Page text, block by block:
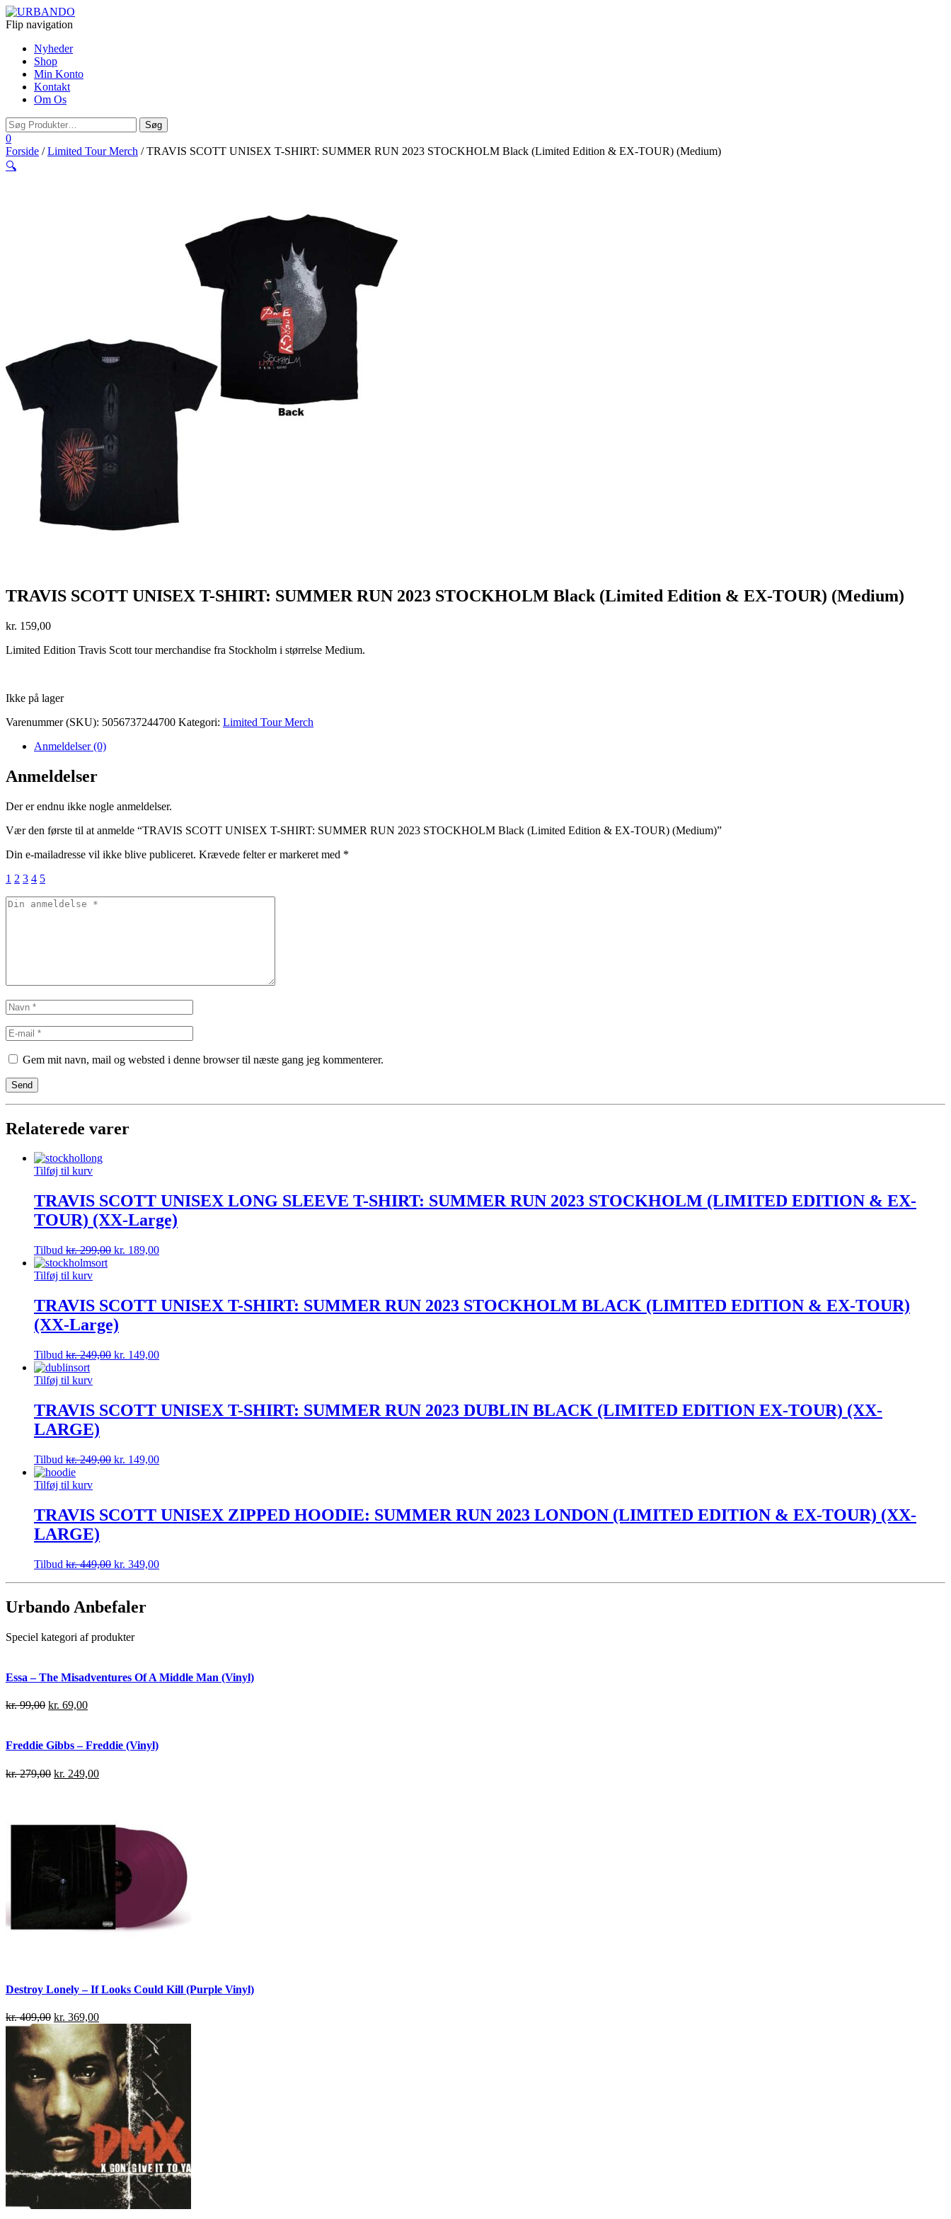
Flip navigation
Nyheder
Shop
Min Konto
Kontakt
Om Os
0
Forside /Limited Tour Merch / TRAVIS SCOTT UNISEX T-SHIRT: SUMMER RUN 2023 STOCKHOLM Black (Limited Edition & EX-TOUR) (Medium)
🔍
TRAVIS SCOTT UNISEX T-SHIRT: SUMMER RUN 2023 STOCKHOLM Black (Limited Edition & EX-TOUR) (Medium)
kr. 159,00
Limited Edition Travis Scott tour merchandise fra Stockholm i størrelse Medium.
Ikke på lager
Varenummer (SKU): 5056737244700 Kategori: Limited Tour Merch
Anmeldelser (0)
Anmeldelser
Der er endnu ikke nogle anmeldelser.
Vær den første til at anmelde “TRAVIS SCOTT UNISEX T-SHIRT: SUMMER RUN 2023 STOCKHOLM Black (Limited Edition & EX-TOUR) (Medium)”
Din e-mailadresse vil ikke blive publiceret. Krævede felter er markeret med *
1 2 3 4 5
Gem mit navn, mail og websted i denne browser til næste gang jeg kommenterer.
Relaterede varer
Tilføj til kurv
TRAVIS SCOTT UNISEX LONG SLEEVE T-SHIRT: SUMMER RUN 2023 STOCKHOLM (LIMITED EDITION & EX-
TOUR) (XX-Large)
Tilbud kr.299,00 kr. 189,00
Tilføj til kurv
TRAVIS SCOTT UNISEX T-SHIRT: SUMMER RUN 2023 STOCKHOLM BLACK (LIMITED EDITION & EX-TOUR)
(XX-Large)
Tilbud kr.249,00 kr. 149,00
Tilføj til kurv
TRAVIS SCOTT UNISEX T-SHIRT: SUMMER RUN 2023 DUBLIN BLACK (LIMITED EDITION EX-TOUR) (XX-
LARGE)
Tilbud kr.249,00 kr. 149,00
Tilføj til kurv
TRAVIS SCOTT UNISEX ZIPPED HOODIE: SUMMER RUN 2023 LONDON (LIMITED EDITION & EX-TOUR) (XX-
LARGE)
Tilbud kr.449,00 kr. 349,00
Urbando Anbefaler
Speciel kategori af produkter
Essa – The Misadventures Of A Middle Man (Vinyl)
kr.99,00 kr. 69,00
Freddie Gibbs – Freddie (Vinyl)
kr.279,00 kr. 249,00
Destroy Lonely – If Looks Could Kill (Purple Vinyl)
kr.409,00 kr. 369,00